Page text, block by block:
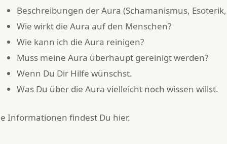
Beschreibungen der Aura (Schamanismus,
Wie wirkt die Aura auf den Menschen?
Wie kann ich die Aura reinigen?
Muss meine Aura überhaupt gereinigt werden?
Wenn Du Dir Hilfe wünschst.
Was Du über die Aura vielleicht noch wissen willst.
Informationen findest Du hier.